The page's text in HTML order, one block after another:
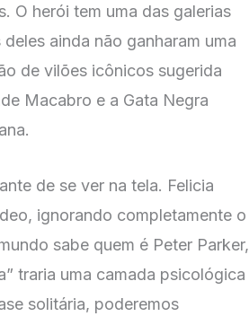
O herói tem uma das galerias
ainda não ganharam uma
de vilões icônicos sugerida
Macabro e a Gata Negra
de se ver na tela. Felicia
ignorando completamente o
sabe quem é Peter Parker,
traria uma camada psicológica
solitária, poderemos